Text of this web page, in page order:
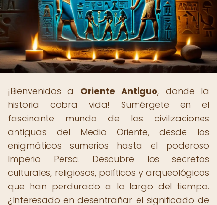
¡Bienvenidos a Oriente Antiguo, donde la
historia cobra vida! Sumérgete en el
fascinante mundo de las civilizaciones
antiguas del Medio Oriente, desde los
enigmáticos sumerios hasta el poderoso
Imperio Persa. Descubre los secretos
culturales, religiosos, políticos y arqueológicos
que han perdurado a lo largo del tiempo.
¿Interesado en desentrañar el significado de